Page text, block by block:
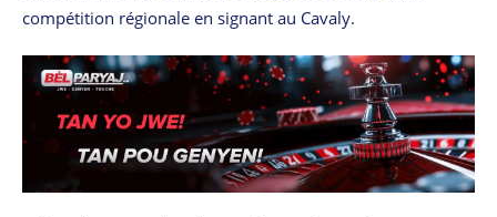
compétition régionale en signant au Cavaly.